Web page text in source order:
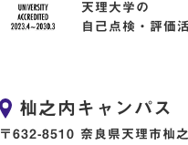
天理大学の
自己点検・評価
杣之内キャンパス
〒632-8510 奈良県天理市杣